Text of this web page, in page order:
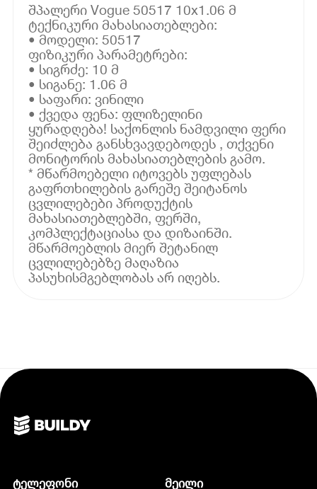
შპალერი Vogue 50517 10x1.06 მ
ტექნიკური მახასიათებლები:
• მოდელი: 50517
ფიზიკური პარამეტრები:
• სიგრძე: 10 მ
• სიგანე: 1.06 მ
• საფარი: ვინილი
• ქვედა ფენა: ფლიზელინი
ყურადღება! საქონლის ნამდვილი ფერი
შეიძლება განსხვავდებოდეს , თქვენი
მონიტორის მახასიათებლების გამო.
* მწარმოებელი იტოვებს უფლებას
გაფრთხილების გარეშე შეიტანოს
ცვლილებები პროდუქტის
მახასიათებლებში, ფერში,
კომპლექტაციასა და დიზაინში.
მწარმოებლის მიერ შეტანილ
ცვლილებებზე მაღაზია
პასუხისმგებლობას არ იღებს.
ტელეფონი მეილი